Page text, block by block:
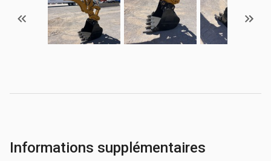
Informations supplémentaires